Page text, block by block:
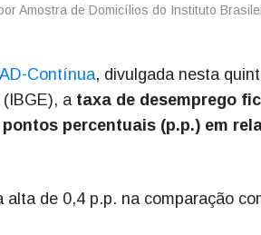
Amostra de Domicílios do Instituto
Contínua, divulgada nesta
a taxa de desemprego
percentuais (p.p.) em
alta de 0,4 p.p. na comparação